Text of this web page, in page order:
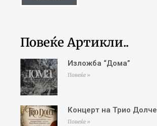
Повеќе Артикли..
Изложба “Дома”
Повеќе »
Концерт на Трио Долче
Повеќе »